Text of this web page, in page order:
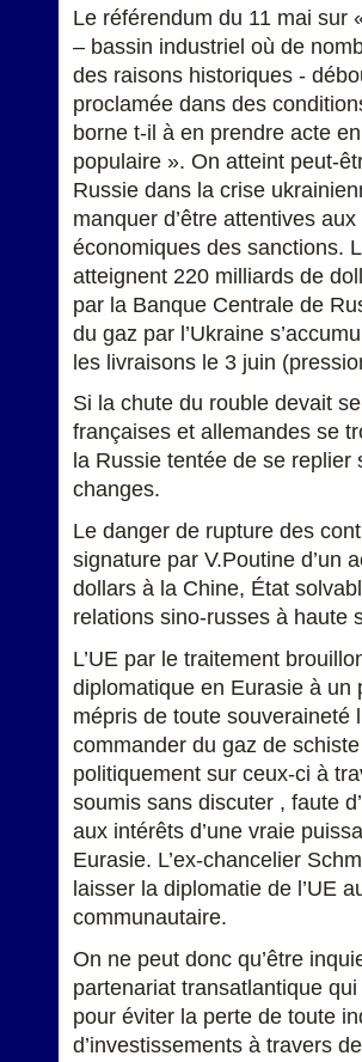
Le référendum du 11 mai sur
– bassin industriel où de
des raisons historiques -
proclamée dans des
borne t-il à en prendre acte
populaire ». On atteint peut-
Russie dans la crise
manquer d’être attentives
économiques des sanctions.
atteignent 220 milliards de
par la Banque Centrale de
du gaz par l’Ukraine
les livraisons le 3 juin
Si la chute du rouble devait
françaises et allemandes se
la Russie tentée de se
changes.
Le danger de rupture des
signature par V.Poutine d’un
dollars à la Chine, État
relations sino-russes à haute
L’UE par le traitement
diplomatique en Eurasie à un
mépris de toute souveraineté
commander du gaz de
politiquement sur ceux-ci à
soumis sans discuter , faute
aux intérêts d’une vraie
Eurasie. L’ex-chancelier
laisser la diplomatie de l’UE
communautaire.
On ne peut donc qu’être
partenariat transatlantique
pour éviter la perte de toute
d’investissements à travers